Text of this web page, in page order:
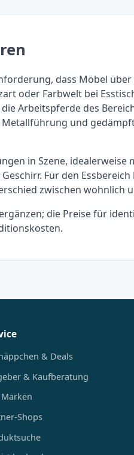
dass Möbel
oder Farbwelt bei
Arbeitspferde des
und
in Szene,
Für den
zwischen wohnlich
die Preise für
& Deals
& Kaufberatung
Shops